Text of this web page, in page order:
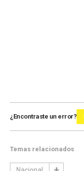
¿Encontraste un error?
Temas relacionados